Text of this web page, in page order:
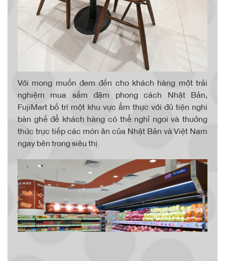
Với mong muốn đem đến cho khách hàng một trải
nghiệm mua sắm đậm phong cách Nhật Bản,
FujiMart bố trí một khu vực ẩm thực với đủ tiện nghi
bàn ghế để khách hàng có thể nghỉ ngơi và thưởng
thức trực tiếp các món ăn của Nhật Bản và Việt Nam
ngay bên trong siêu thị.